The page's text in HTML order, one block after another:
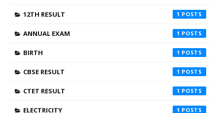
12TH RESULT 1
ANNUAL EXAM 1
BIRTH 1
CBSE RESULT 1
CTET RESULT 1
ELECTRICITY 1